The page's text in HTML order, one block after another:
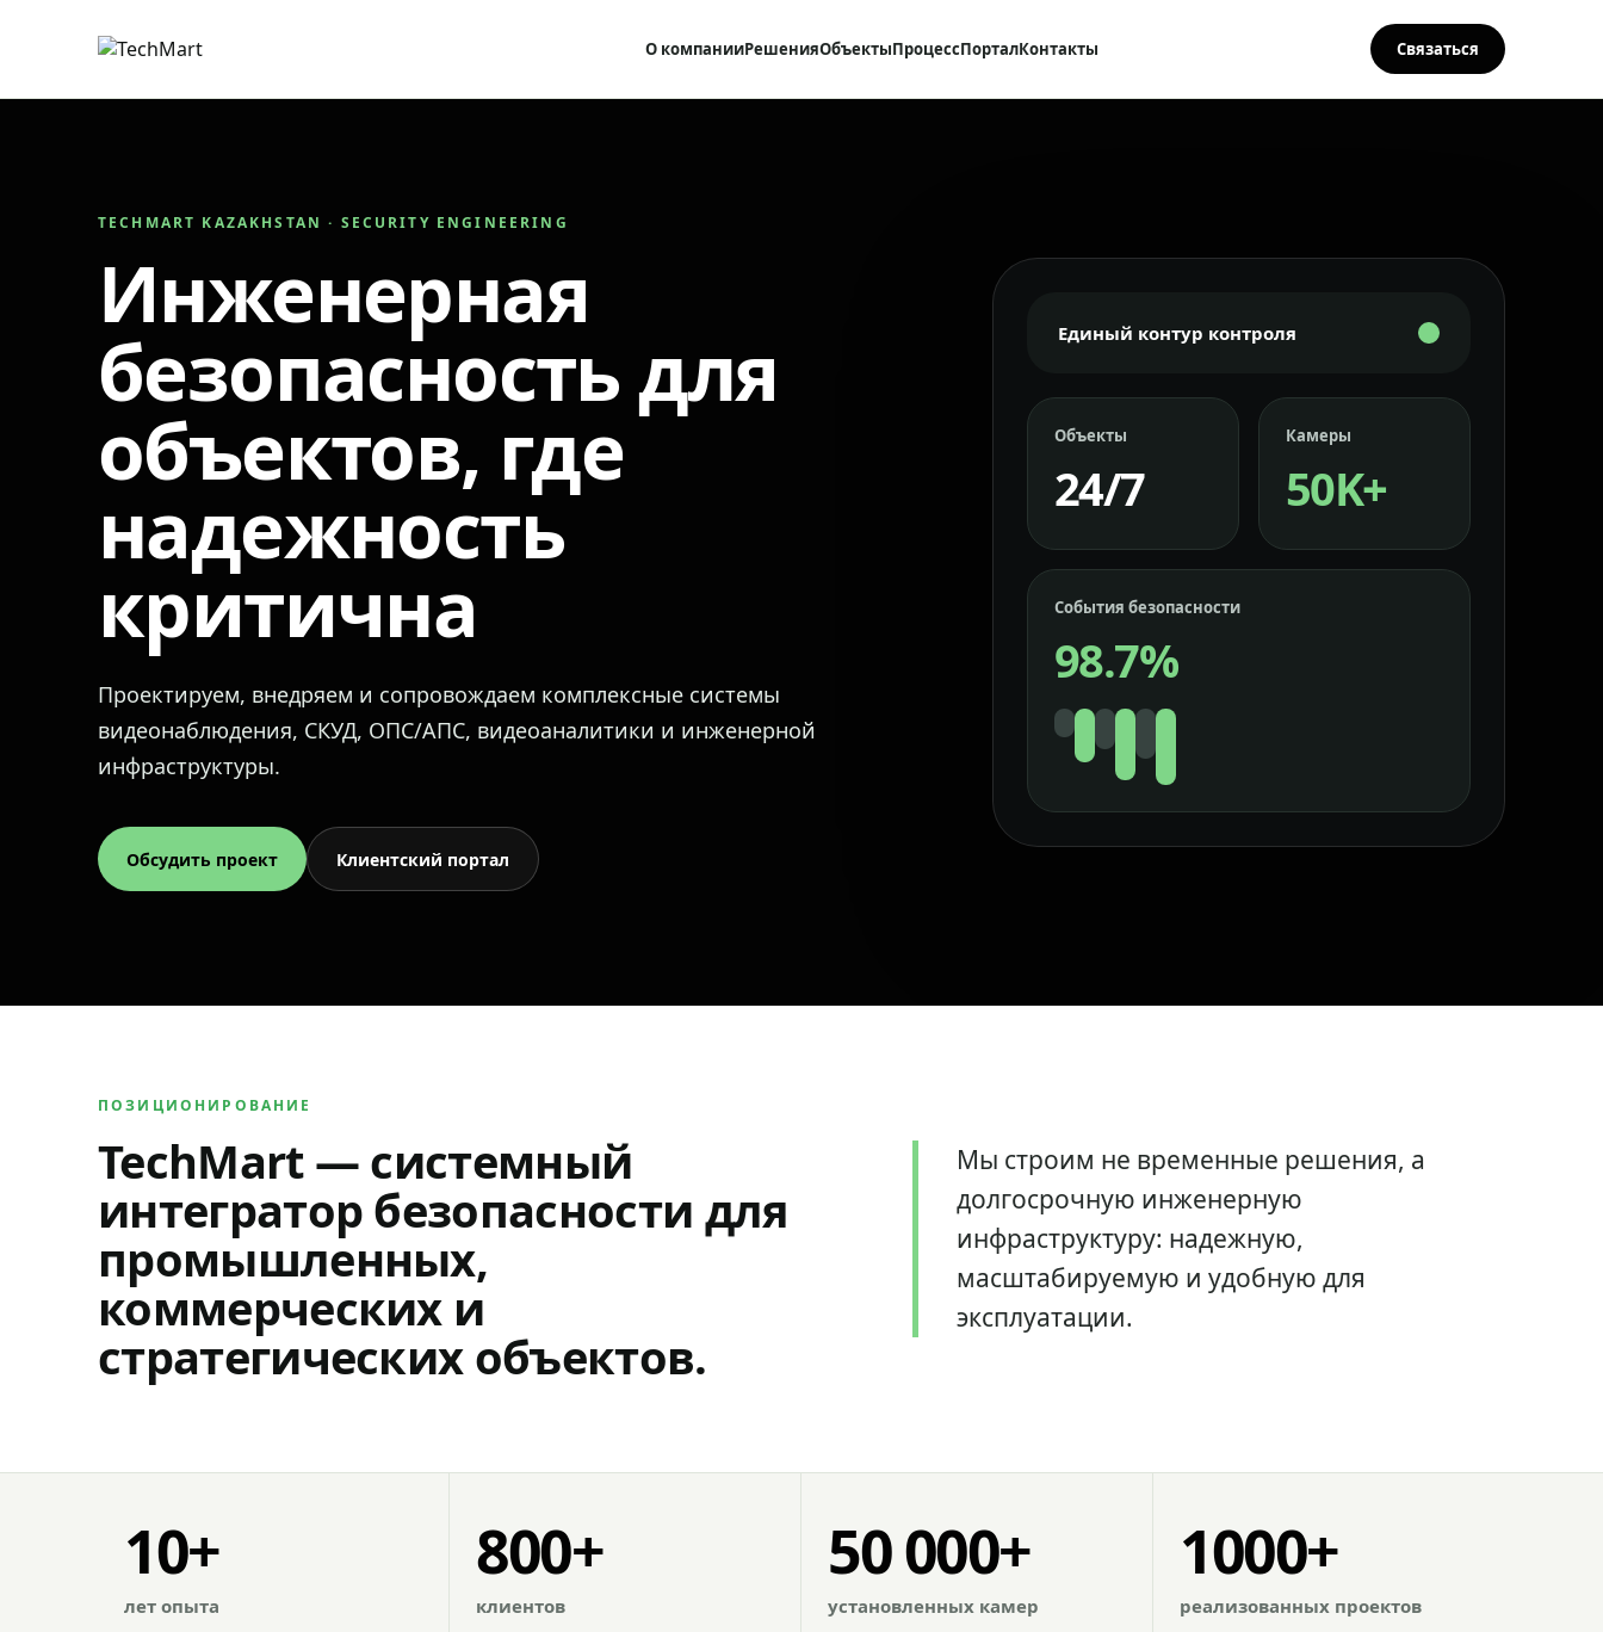
О компанииРешенияОбъектыПроцессПорталКонтакты Связаться
TECHMART KAZAKHSTAN · SECURITY ENGINEERING
Инженерная
безопасность для
объектов, где
надежность
критична
Проектируем, внедряем и сопровождаем комплексные системы
видеонаблюдения, СКУД, ОПС/АПС, видеоаналитики и инженерной
инфраструктуры.
Обсудить проект Клиентский портал
Единый контур контроля
Объекты
24/7
Камеры
50K+
События безопасности
98.7%
ПОЗИЦИОНИРОВАНИЕ
TechMart — системный
интегратор безопасности для
промышленных,
коммерческих и
стратегических объектов.
Мы строим не временные решения, а
долгосрочную инженерную
инфраструктуру: надежную,
масштабируемую и удобную для
эксплуатации.
10+
лет опыта
800+
клиентов
50 000+
установленных камер
1000+
реализованных проектов